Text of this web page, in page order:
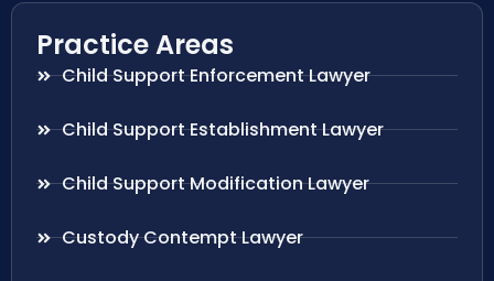
Practice Areas
Child Support Enforcement Lawyer
Child Support Establishment Lawyer
Child Support Modification Lawyer
Custody Contempt Lawyer